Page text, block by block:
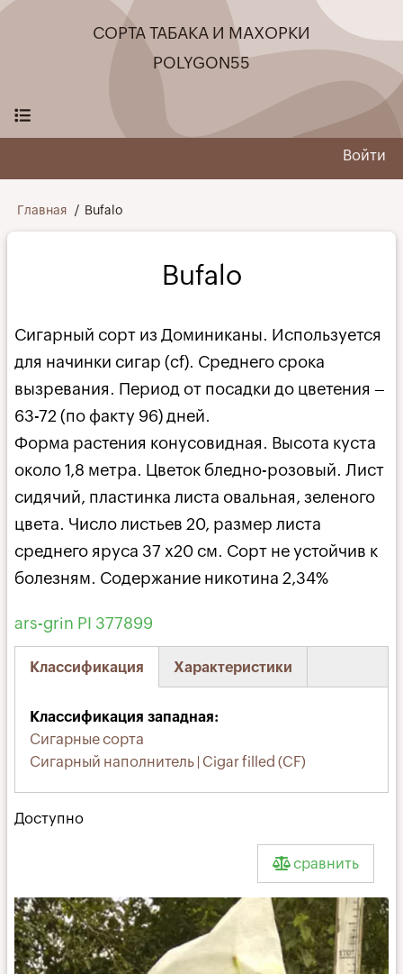
Перейти
СОРТА ТАБАКА И МАХОРКИ
POLYGON55
menu
Войти
Строка
Главная Bufalo
Bufalo
Сигарный сорт из Доминиканы. Используется
для начинки сигар (cf). Среднего срока
вызревания. Период от посадки до цветения –
63-72 (по факту 96) дней.
Форма растения конусовидная. Высота куста
около 1,8 метра. Цветок бледно-розовый. Лист
сидячий, пластинка листа овальная, зеленого
цвета. Число листьев 20, размер листа
среднего яруса 37 х20 см. Сорт не устойчив к
болезням. Содержание никотина 2,34%
ars-grin PI 377899
Классификация
вкладка)
Характеристики
Классификация западная
Сигарные сорта
Сигарный наполнитель | Cigar filled (CF)
Доступно
сравнить